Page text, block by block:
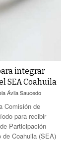
integrar
SEA Coahuila
Ávila Saucedo
Comisión de
para recibir
Participación
Coahuila (SEA)